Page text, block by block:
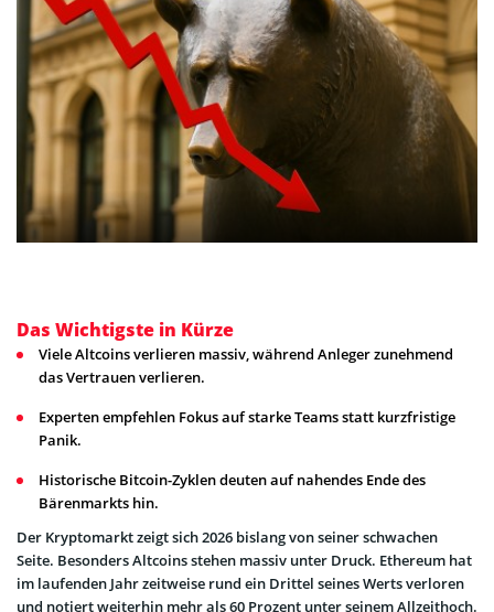
Das Wichtigste in Kürze
Viele Altcoins verlieren massiv, während Anleger zunehmend
das Vertrauen verlieren.
Experten empfehlen Fokus auf starke Teams statt kurzfristige
Panik.
Historische Bitcoin-Zyklen deuten auf nahendes Ende des
Bärenmarkts hin.
Der Kryptomarkt zeigt sich 2026 bislang von seiner schwachen
Seite. Besonders Altcoins stehen massiv unter Druck. Ethereum hat
im laufenden Jahr zeitweise rund ein Drittel seines Werts verloren
und notiert weiterhin mehr als 60 Prozent unter seinem Allzeithoch.